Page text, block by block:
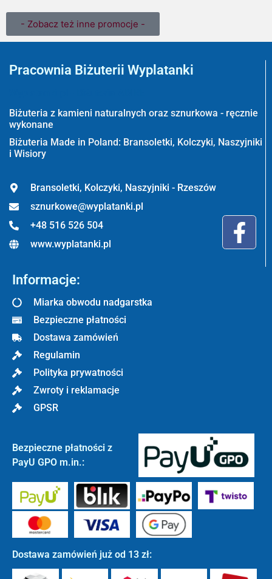
- Zobacz też inne promocje -
Pracownia Biżuterii Wyplatanki
Biżuteria z kamieni naturalnych oraz sznurkowa - ręcznie
wykonane
Biżuteria Made in Poland: Bransoletki, Kolczyki, Naszyjniki
i Wisiory
Bransoletki, Kolczyki, Naszyjniki - Rzeszów
sznurkowe@wyplatanki.pl
+48 516 526 504
www.wyplatanki.pl
Informacje:
Miarka obwodu nadgarstka
Bezpieczne płatności
Dostawa zamówień
Regulamin
Polityka prywatności
Zwroty i reklamacje
GPSR
Bezpieczne płatności z
PayU GPO m.in.:
Dostawa zamówień już od 13 zł: